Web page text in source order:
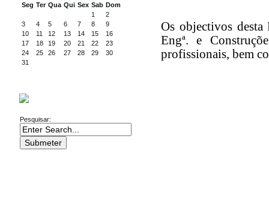
Seg Ter Qua Qui Sex Sab Dom
1
2
3
4 5 6 7 8
9
10
11 12 13 14 15
16
17
18 19 20 21 22
23
24
25 26 27 28 29
30
31
Pesquisar:
Os objectivos
Engª. e
profissionais, bem